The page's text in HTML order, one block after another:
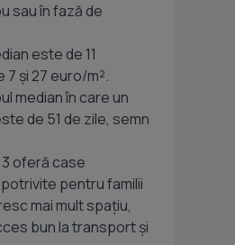
sau în fază de
este de 11
7 și 27 euro/m².
median în care un
de 51 de zile, semn
oferă case
pentru familii
mai mult spațiu,
bun la transport și